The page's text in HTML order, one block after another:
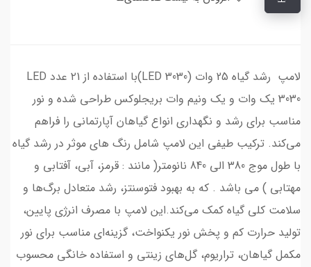
لامپ رشد گیاه 25 وات (LED 3030)با استفاده از ۲1 عدد LED
3030 یک وات و یک ونیم وات بریجلوکس طراحی شده و نور
مناسب برای رشد و نگهداری انواع گیاهان آپارتمانی را فراهم
می‌کند. ترکیب طیفی این لامپ شامل رنگ های موثر در رشد گیاه
با طول موج 380 الی 840 نانومتر( مانند : قرمز، آبی، آفتابی و
مهتابی ) می باشد . که به بهبود فتوسنتز، رشد متعادل برگ‌ها و
سلامت کلی گیاه کمک می‌کند.این لامپ با مصرف انرژی پایین،
تولید حرارت کم و پخش نور یکنواخت، گزینه‌ای مناسب برای نور
مکمل گیاهان، تراریوم، گل‌های زینتی و استفاده خانگی محسوب